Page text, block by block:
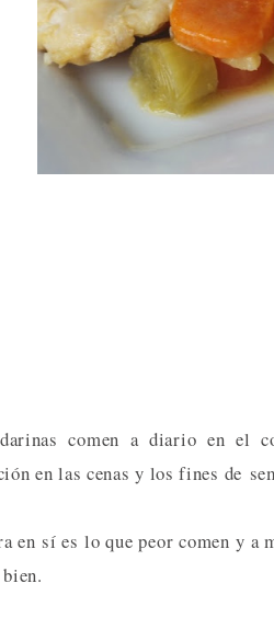
comen a diario en el
en las cenas y los fines de
en sí es lo que peor comen y a